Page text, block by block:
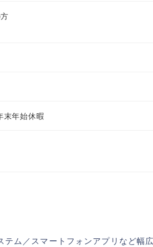
末年始休暇
ム／スマートフォンアプリなど幅広